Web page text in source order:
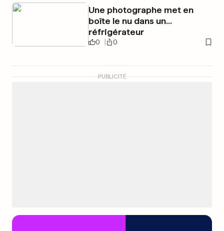
Une photographe met en
boîte le nu dans un...
réfrigérateur
0 0
PUBLICITÉ